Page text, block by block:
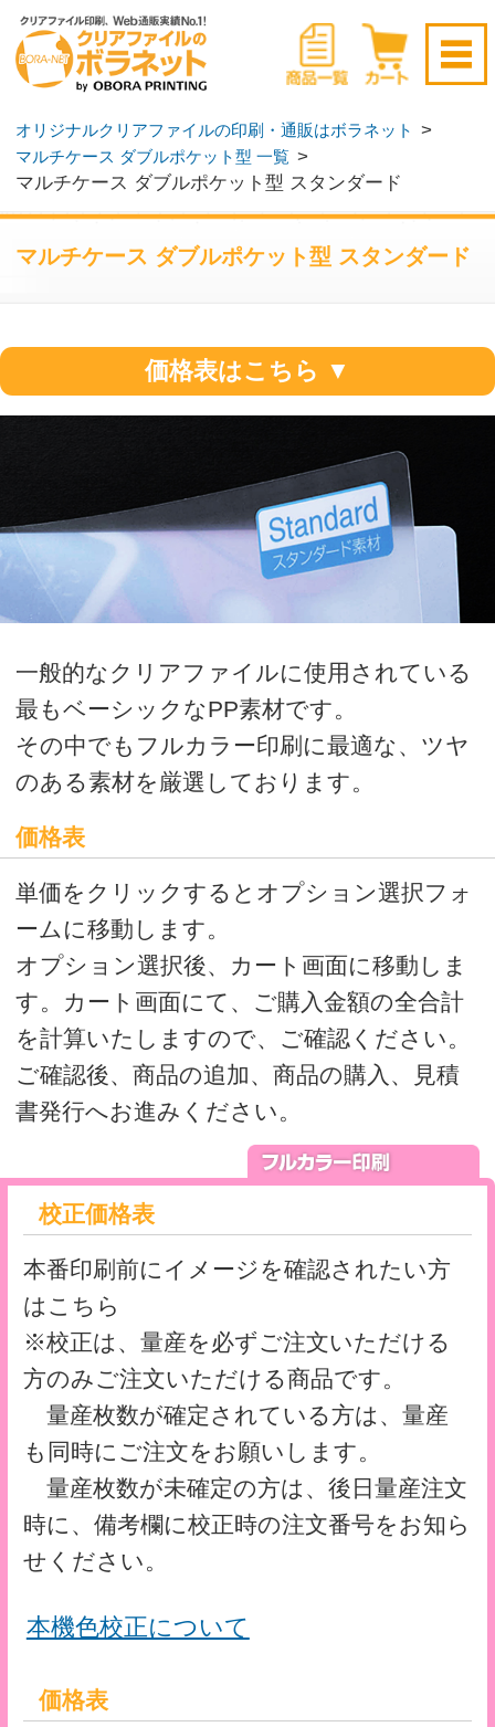
新規会員登録はこちら
ログイン ▶ 無料サンプル請求 ▶
オリジナルクリアファイルの印刷・通販はボラネット
マルチケース ダブルポケット型 スタンダード
マルチケース ダブルポケット型 スタンダード
価格表はこちら ▼
一般的なクリアファイルに使用されている
最もベーシックなPP素材です。
その中でもフルカラー印刷に最適な、ツヤ
のある素材を厳選しております。
ームに移動します。
オプション選択後、カート画面に移動しま
す。カート画面にて、ご購入金額の全合計
を計算いたしますので、ご確認ください。
ご確認後、商品の追加、商品の購入、見積
書発行へお進みください。
本番印刷前にイメージを確認されたい方
はこちら
※校正は、量産を必ずご注文いただける
量産枚数が確定されている方は、量産
も同時にご注文をお願いします。
量産枚数が未確定の方は、後日量産注文
時に、備考欄に校正時の注文番号をお知ら
せください。
価格表
シアン、マゼンタ、イエロー、ブラック
の4色フルカラーに白打ちをする一番ポピ
ュラーなタイプの印刷です。
※白打ちは必須ではありません。
サイズ・仕様
■サイズ：110mm×220mm（ポケット：
95×215mm）
■素材：PPナチュラル0.2mm厚
■加工：抜き・溶着
■荷姿：適量梱包
ターやディスプレイとの発色の違いがあり
ますのでご容赦ください。